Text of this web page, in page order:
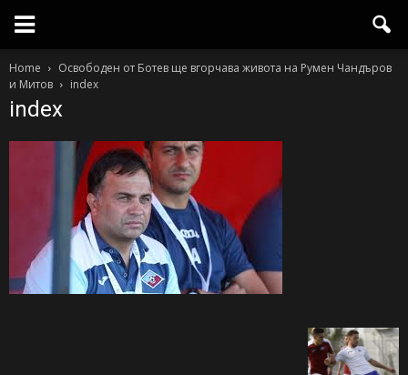
Home
Освободен от Ботев ще вгорчава живота на Румен Чандъров
и Митов
index
index